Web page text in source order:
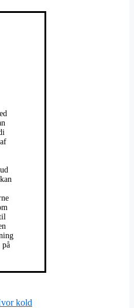
på
kold